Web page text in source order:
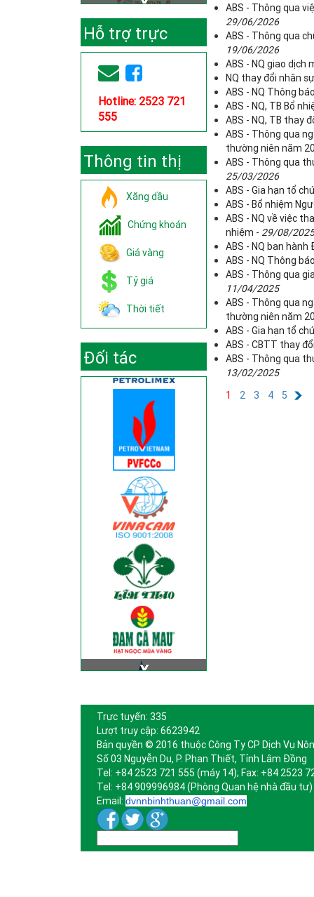
Hỗ trợ trực
tuyến
Hotline: 2523 721
555
Thông tin thị
trườngXăng dầu
Chứng khoán
Giá vàng
Tỷ giá
Thời tiết
Đối tác
ABS - Thông qua
29/06/2026
ABS - Thông qua
19/06/2026
ABS - NQ giao dịch
NQ thay đổi nhân
ABS - NQ Thông
ABS - NQ, TB Bổ
ABS - NQ, TB thay
ABS - Thông qua
thường niên năm
ABS - Thông qua
25/03/2026
ABS - Gia hạn tổ
ABS - Bổ nhiệm
ABS - NQ về việc
nhiệm - 29/08/2025
ABS - NQ ban
ABS - NQ Thông
ABS - Thông qua
11/04/2025
ABS - Thông qua
thường niên năm
ABS - Gia hạn tổ
ABS - CBTT thay
ABS - Thông qua
13/02/2025
1
2 3 4 5
Trực tuyến: 335
Lượt truy cập: 6623942
Bản quyền © 2016 thuộc Công Ty CP Dịch Vụ
Số 03 Nguyễn Du, P. Phan Thiết, Tỉnh Lâm Đồng
Tel: +84 2523 721 555 (máy 14); Fax: +84 2523
Tel: +84 909996984 (Phòng Quan hệ nhà đầu tư)
Email: dvnnbinhthuan@gmail.com